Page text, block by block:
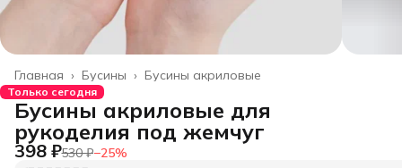
Бусины акриловые
Бусины ›
Главная ›
Только сегодня
Бусины акриловые для
рукоделия под жемчуг
398 ₽530 ₽−25%